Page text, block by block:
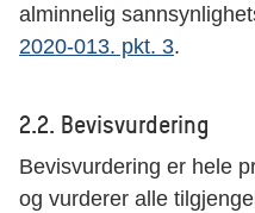
alminnelig
2020-013. pkt. 3.
2.2. Bevisvurdering
Bevisvurdering er hele
og vurderer alle